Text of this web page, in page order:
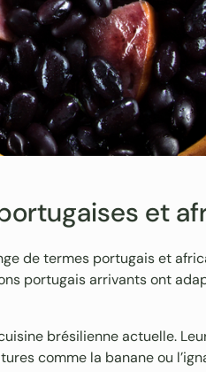
et
de termes portugais et
portugais arrivants ont
brésilienne actuelle.
comme la banane ou